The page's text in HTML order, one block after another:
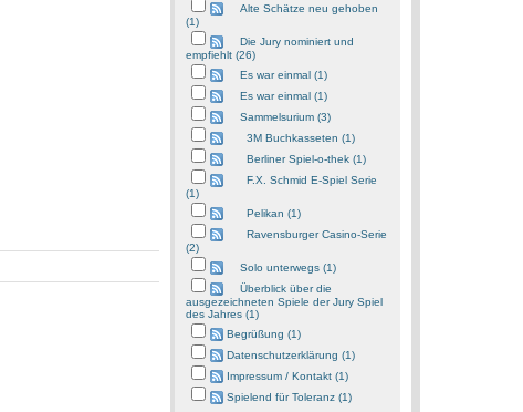
Alte Schätze neu gehoben
(1)
Die Jury nominiert und
empfiehlt (26)
Es war einmal (1)
Es war einmal (1)
Sammelsurium (3)
3M Buchkasseten (1)
Berliner Spiel-o-thek (1)
F.X. Schmid E-Spiel Serie
(1)
Pelikan (1)
Ravensburger Casino-Serie
(2)
Solo unterwegs (1)
Überblick über die
ausgezeichneten Spiele der Jury Spiel
des Jahres (1)
Begrüßung (1)
Datenschutzerklärung (1)
Impressum / Kontakt (1)
Spielend für Toleranz (1)